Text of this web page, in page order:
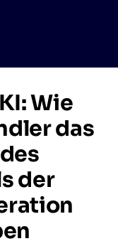
Wie
das
der